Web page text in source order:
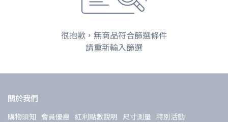
很抱歉，無商品符合篩選條件
請重新輸入篩選
關於我們
購物須知 會員優惠 紅利點數說明 尺寸測量 特別活動